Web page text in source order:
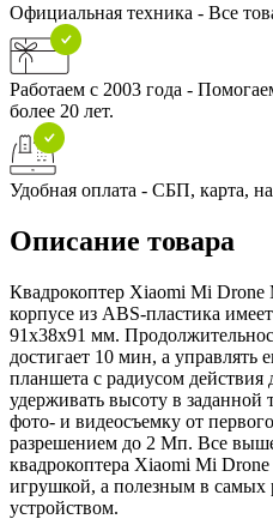
Официальная техника - Все
Работаем с 2003 года -
более 20 лет.
Удобная оплата - СБП, карта,
Описание товара
Квадрокоптер Xiaomi Mi
корпусе из ABS-пластика
91x38x91 мм.
достигает 10 мин, а
планшета с радиусом действия
удерживать высоту в заданной
фото- и видеосъемку от
разрешением до 2 Мп. Все
квадрокоптера Xiaomi Mi
игрушкой, а полезным в самых
устройством.